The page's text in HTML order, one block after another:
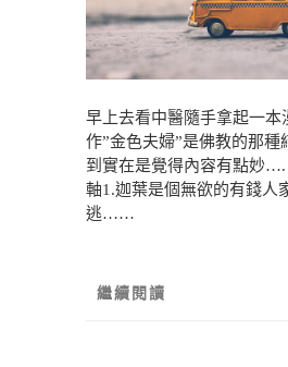
早上去看中醫隨手拿起一本
作”金色夫婦”是佛教的那種
到實在是覺得內容有點妙
軸1.迦葉是個無欲的有錢人
逃……
繼續閱讀